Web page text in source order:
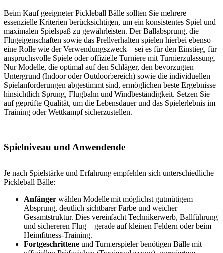
Beim Kauf geeigneter Pickleball Bälle sollten Sie mehrere
essenzielle Kriterien berücksichtigen, um ein konsistentes Spiel und
maximalen Spielspaß zu gewährleisten. Der Ballabsprung, die
Flugeigenschaften sowie das Prellverhalten spielen hierbei ebenso
eine Rolle wie der Verwendungszweck – sei es für den Einstieg, für
anspruchsvolle Spiele oder offizielle Turniere mit Turnierzulassung.
Nur Modelle, die optimal auf den Schläger, den bevorzugten
Untergrund (Indoor oder Outdoorbereich) sowie die individuellen
Spielanforderungen abgestimmt sind, ermöglichen beste Ergebnisse
hinsichtlich Sprung, Flugbahn und Windbeständigkeit. Setzen Sie
auf geprüfte Qualität, um die Lebensdauer und das Spielerlebnis im
Training oder Wettkampf sicherzustellen.
Spielniveau und Anwendende
Je nach Spielstärke und Erfahrung empfehlen sich unterschiedliche
Pickleball Bälle:
Anfänger wählen Modelle mit möglichst gutmütigem
Absprung, deutlich sichtbarer Farbe und weicher
Gesamtstruktur. Dies vereinfacht Technikerwerb, Ballführung
und sichereren Flug – gerade auf kleinen Feldern oder beim
Heimfitness-Training.
Fortgeschrittene und Turnierspieler benötigen Bälle mit